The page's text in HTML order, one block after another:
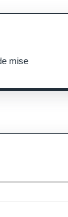
mise